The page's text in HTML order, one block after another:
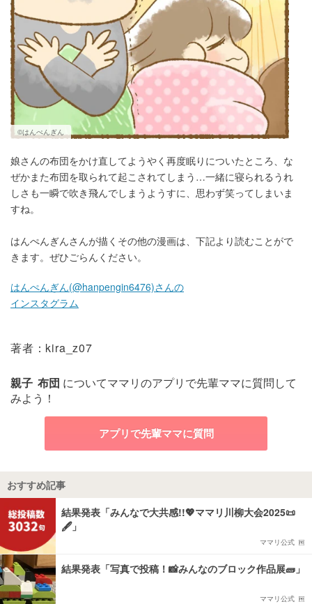
©はんぺんぎん
娘さんの布団をかけ直してようやく再度眠りについたところ、な
ぜかまた布団を取られて起こされてしまう…一緒に寝られるうれ
しさも一瞬で吹き飛んでしまうようすに、思わず笑ってしまいま
すね。
はんぺんぎんさんが描くその他の漫画は、下記より読むことがで
きます。ぜひごらんください。
はんぺんぎん(@hanpengin6476)さんの
インスタグラム
著者：kira_z07
親子 布団 についてママリのアプリで先輩ママに質問して
みよう！
アプリで先輩ママに質問
おすすめ記事
結果発表「みんなで大共感!!💖ママリ川柳大会2025📜
🖋️」
ママリ公式
結果発表「写真で投稿！📸みんなのブロック作品展🧱」
ママリ公式